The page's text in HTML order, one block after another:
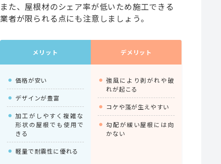
また、屋根材のシェア率が低いため施工できる
業者が限られる点にも注意しましょう。
メリット デメリット
価格が安い
デザインが豊富
加工がしやすく複雑な
形状の屋根でも使用で
きる
軽量で耐震性に優れる
強風により剥がれや破
れが起こる
コケや藻が生えやすい
勾配が緩い屋根には向
かない